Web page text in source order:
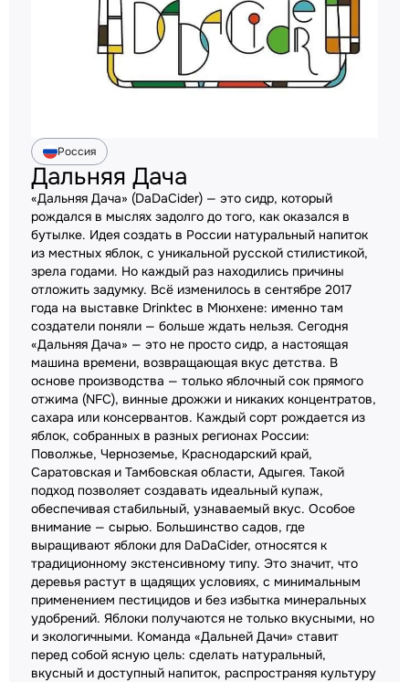
Россия
Дальняя Дача
«Дальняя Дача» (DaDaCider) — это сидр, который
рождался в мыслях задолго до того, как оказался в
бутылке. Идея создать в России натуральный напиток
из местных яблок, с уникальной русской стилистикой,
зрела годами. Но каждый раз находились причины
отложить задумку. Всё изменилось в сентябре 2017
года на выставке Drinktec в Мюнхене: именно там
создатели поняли — больше ждать нельзя. Сегодня
«Дальняя Дача» — это не просто сидр, а настоящая
машина времени, возвращающая вкус детства. В
основе производства — только яблочный сок прямого
отжима (NFC), винные дрожжи и никаких концентратов,
сахара или консервантов. Каждый сорт рождается из
яблок, собранных в разных регионах России:
Поволжье, Черноземье, Краснодарский край,
Саратовская и Тамбовская области, Адыгея. Такой
подход позволяет создавать идеальный купаж,
обеспечивая стабильный, узнаваемый вкус. Особое
внимание — сырью. Большинство садов, где
выращивают яблоки для DaDaCider, относятся к
традиционному экстенсивному типу. Это значит, что
деревья растут в щадящих условиях, с минимальным
применением пестицидов и без избытка минеральных
удобрений. Яблоки получаются не только вкусными, но
и экологичными. Команда «Дальней Дачи» ставит
перед собой ясную цель: сделать натуральный,
вкусный и доступный напиток, распространяя культуру